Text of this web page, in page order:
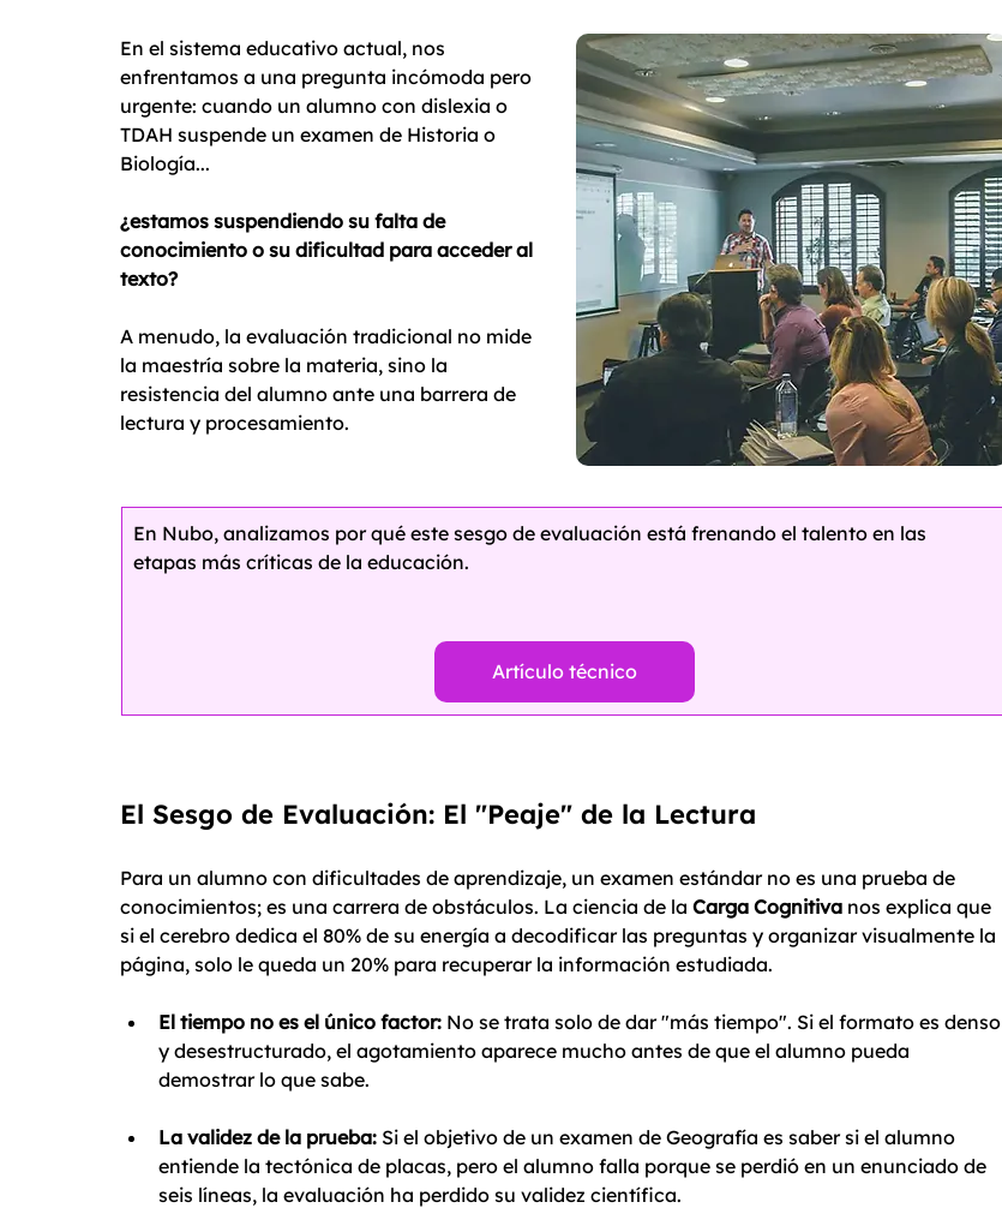
En el sistema educativo actual, nos
enfrentamos a una pregunta incómoda pero
urgente: cuando un alumno con dislexia o
TDAH suspende un examen de Historia o
Biología...
¿estamos suspendiendo su falta de
conocimiento o su dificultad para acceder al
texto?
A menudo, la evaluación tradicional no mide
la maestría sobre la materia, sino la
resistencia del alumno ante una barrera de
lectura y procesamiento.
En Nubo, analizamos por qué este sesgo de evaluación está frenando el talento en las
etapas más críticas de la educación.
Artículo técnico
El Sesgo de Evaluación: El "Peaje" de la Lectura
Para un alumno con dificultades de aprendizaje, un examen estándar no es una prueba de
conocimientos; es una carrera de obstáculos. La ciencia de la Carga Cognitiva nos explica que
si el cerebro dedica el 80% de su energía a decodificar las preguntas y organizar visualmente la
página, solo le queda un 20% para recuperar la información estudiada.
El tiempo no es el único factor: No se trata solo de dar "más tiempo". Si el formato es denso
y desestructurado, el agotamiento aparece mucho antes de que el alumno pueda
demostrar lo que sabe.
La validez de la prueba: Si el objetivo de un examen de Geografía es saber si el alumno
entiende la tectónica de placas, pero el alumno falla porque se perdió en un enunciado de
seis líneas, la evaluación ha perdido su validez científica.